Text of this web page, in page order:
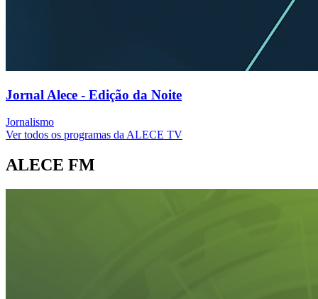
Jornal Alece - Edição da Noite
Jornalismo
Ver todos os programas da ALECE TV
ALECE FM